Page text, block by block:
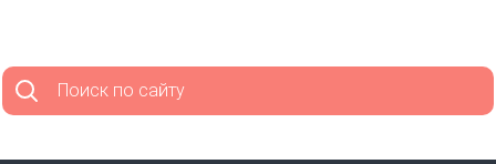
Поиск по сайту